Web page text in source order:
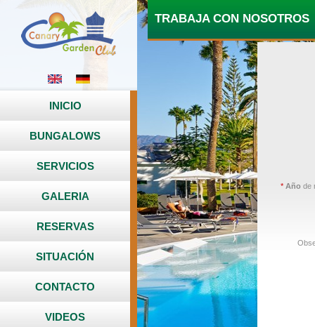
INICIO
BUNGALOWS
SERVICIOS
GALERIA
RESERVAS
SITUACIÓN
CONTACTO
VIDEOS
* Año de
TRABAJA CON NOSOTROS